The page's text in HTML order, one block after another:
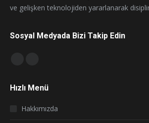
ve gelişken teknolojiden yararlanarak
Sosyal Medyada Bizi Takip Edin
opensopens
Hızlı Menü
Hakkımızda